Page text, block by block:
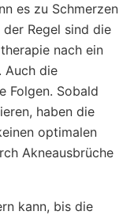
es zu Schmerzen
Regel sind die
nach ein
Auch die
Folgen. Sobald
haben die
optimalen
Akneausbrüche
kann, bis die